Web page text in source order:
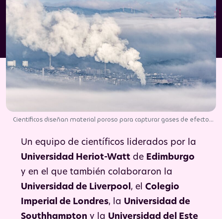
Científicos diseñan material poroso para capturar gases de efecto
Un equipo de científicos liderados por la
Universidad Heriot-Watt de Edimburgo
y en el que también colaboraron la
Universidad de Liverpool , el Colegio
Imperial de Londres, la Universidad de
Southhampton y la Universidad del Este